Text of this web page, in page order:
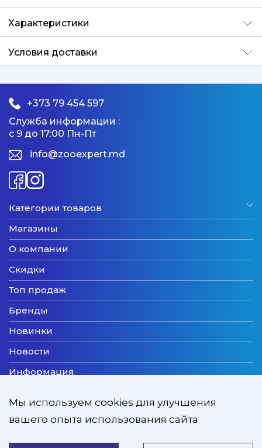
Характеристики
Условия доставки
+373 79 454 597
Служба информации :
с 9 до 17:00 Пн-Пт
info@zooexpert.md
Категории товаров
Магазины
О компании
Скидки
Топ продаж
Бренды
Новинки
Новости
Информация
Мы используем cookies для улучшения
вашего опыта использования сайта